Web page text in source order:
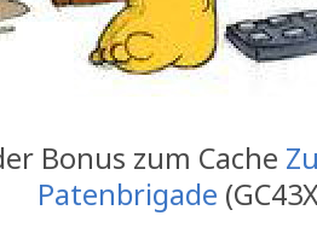
Bonus zum Cache
Patenbrigade